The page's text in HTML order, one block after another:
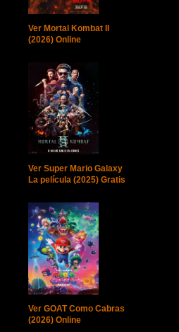
Ver Mortal Kombat II
(2026) Online
Ver Super Mario Galaxy
La película (2025) Gratis
Ver GOAT Como Cabras
(2026) Online